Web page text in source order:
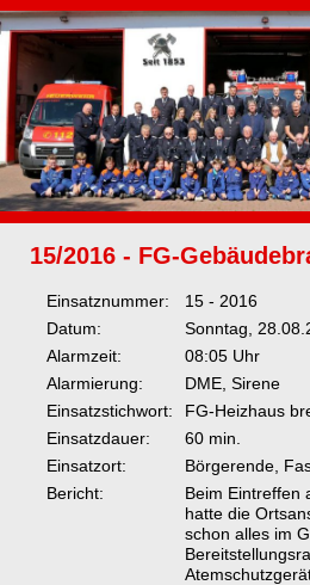
15/2016 - FG-
Einsatznummer:
15 - 2016
Datum:
Sonntag,
Alarmzeit:
08:05 Uhr
Alarmierung:
DME, Sirene
Einsatzstichwort:
FG-Heizhaus
Einsatzdauer:
60 min.
Einsatzort:
Börgerende,
Bericht:
Beim Eintreffen
hatte die
schon alles im